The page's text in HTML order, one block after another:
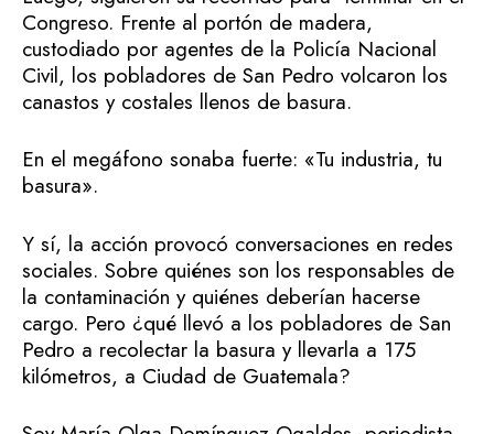
Congreso. Frente al portón de madera,
custodiado por agentes de la Policía Nacional
Civil, los pobladores de San Pedro volcaron los
canastos y costales llenos de basura.
En el megáfono sonaba fuerte: «Tu industria, tu
basura».
Y sí, la acción provocó conversaciones en redes
sociales. Sobre quiénes son los responsables de
la contaminación y quiénes deberían hacerse
cargo. Pero ¿qué llevó a los pobladores de San
Pedro a recolectar la basura y llevarla a 175
kilómetros, a Ciudad de Guatemala?